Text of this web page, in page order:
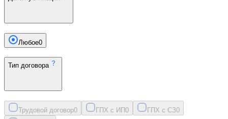
Любое0
Тип договора
Трудовой договор0 ГПХ с ИП0 ГПХ с СЗ0